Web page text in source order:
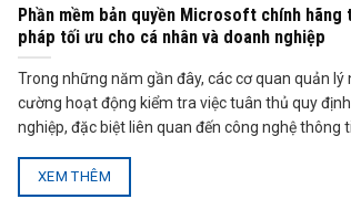
Phần mềm bản quyền Microsoft chính hãng
pháp tối ưu cho cá nhân và doanh nghiệp
Trong những năm gần đây, các cơ quan quản
cường hoạt động kiểm tra việc tuân thủ quy
nghiệp, đặc biệt liên quan đến công nghệ thông
XEM THÊM